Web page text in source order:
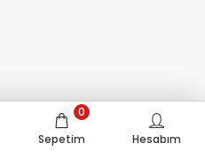
Sepetim
0
Hesabım